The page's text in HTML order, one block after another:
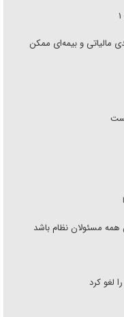
مالیاتی و بیمه‌ای ممکن
همه مسئولان نظام باشد
لغو کرد